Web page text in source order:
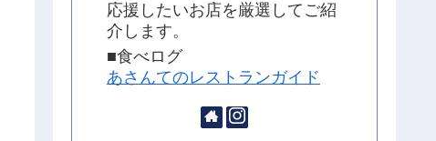
応援したいお店を厳選してご紹
介します。
■食べログ
あさんてのレストランガイド